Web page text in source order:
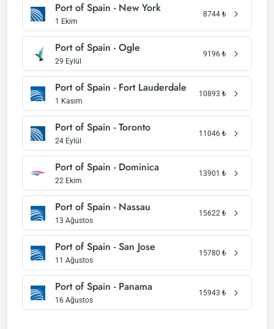
Port of Spain - New York
1 Ekim
8744 ₺
Port of Spain - Ogle
29 Eylül
9196 ₺
Port of Spain - Fort Lauderdale
1 Kasım
10893 ₺
Port of Spain - Toronto
24 Eylül
11046 ₺
Port of Spain - Dominica
22 Ekim
13901 ₺
Port of Spain - Nassau
13 Ağustos
15622 ₺
Port of Spain - San Jose
11 Ağustos
15780 ₺
Port of Spain - Panama
16 Ağustos
15943 ₺